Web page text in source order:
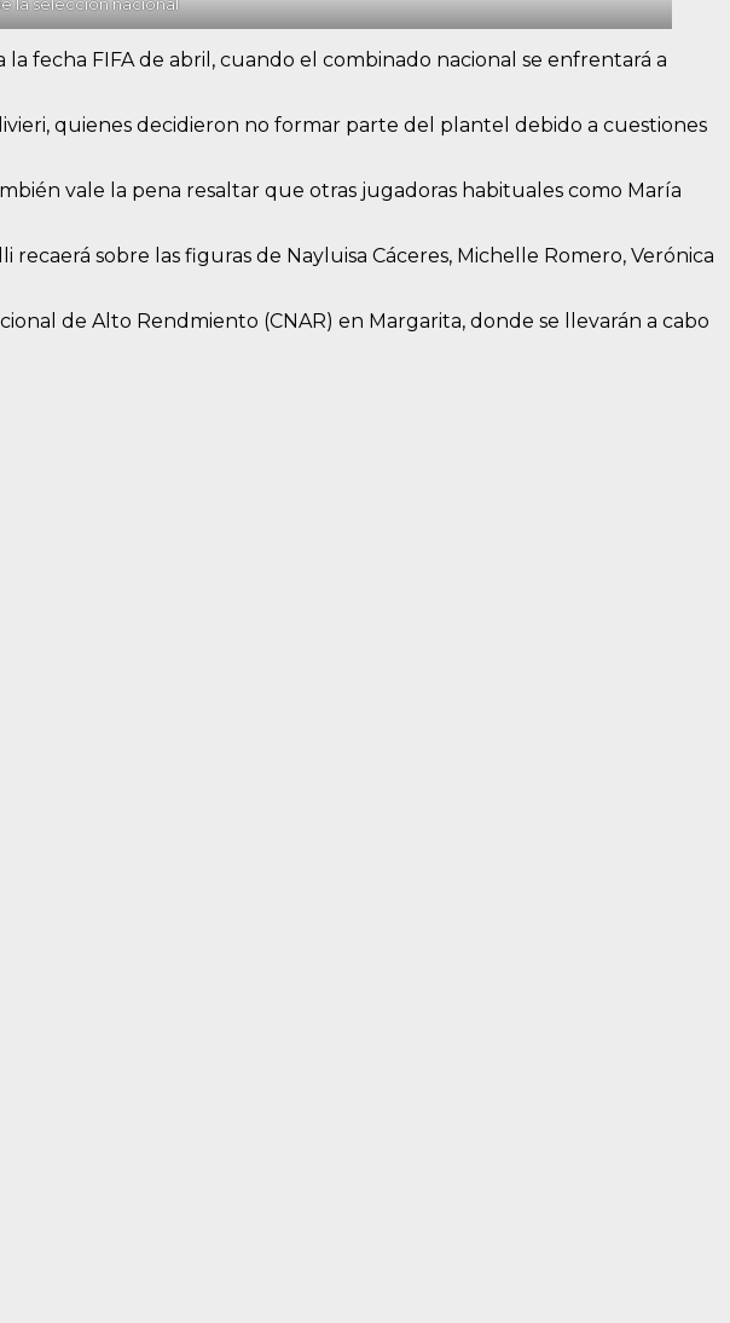
fecha FIFA de abril, cuando el combinado nacional se enfrentará a
quienes decidieron no formar parte del plantel debido a cuestiones
vale la pena resaltar que otras jugadoras habituales como María
sobre las figuras de Nayluisa Cáceres, Michelle Romero, Verónica
de Alto Rendmiento (CNAR) en Margarita, donde se llevarán a cabo